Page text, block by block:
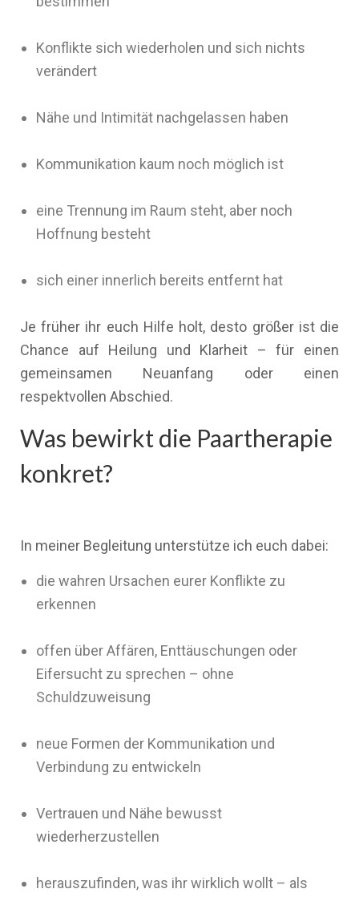
Konflikte sich wiederholen und sich nichts
verändert
Nähe und Intimität nachgelassen haben
Kommunikation kaum noch möglich ist
eine Trennung im Raum steht, aber noch
Hoffnung besteht
sich einer innerlich bereits entfernt hat
Je früher ihr euch Hilfe holt, desto größer ist die
Chance auf Heilung und Klarheit – für einen
gemeinsamen Neuanfang oder einen
respektvollen Abschied.
Was bewirkt die Paartherapie
konkret?
In meiner Begleitung unterstütze ich euch dabei:
die wahren Ursachen eurer Konflikte zu
erkennen
offen über Affären, Enttäuschungen oder
Eifersucht zu sprechen – ohne
Schuldzuweisung
neue Formen der Kommunikation und
Verbindung zu entwickeln
Vertrauen und Nähe bewusst
wiederherzustellen
herauszufinden, was ihr wirklich wollt – als